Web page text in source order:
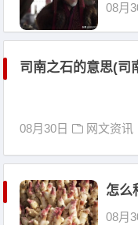
08月
司南之石的意思(司
08月30日 网文资讯
怎么
08月